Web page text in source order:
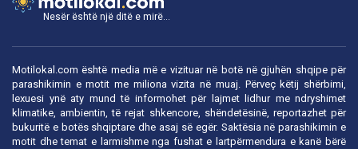
Nesër është një ditë e mirë...
Motilokal.com është media më e vizituar në botë në gjuhën shqipe për
parashikimin e motit me miliona vizita në muaj. Përveç këtij shërbimi,
lexuesi ynë aty mund të informohet për lajmet lidhur me ndryshimet
klimatike, ambientin, të rejat shkencore, shëndetësinë, reportazhet për
bukuritë e botës shqiptare dhe asaj së egër. Saktësia në parashikimin e
motit dhe temat e larmishme nga fushat e lartpërmendura e kanë bërë